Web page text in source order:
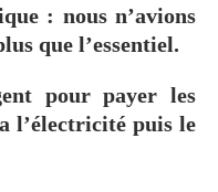
: nous n’avions
que l’essentiel.
pour payer les
l’électricité puis le